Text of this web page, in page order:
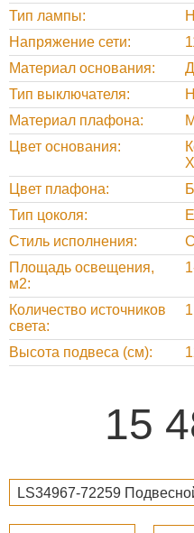
Тип лампы
Напряжение сети
Материал основания
Тип выключателя
Материал плафона
Цвет основания
Цвет плафона
Тип цоколя
Стиль исполнения
Площадь освещения,
м2
Количество источников
света
1
Высота подвеса (см)
15
LS34967-72259